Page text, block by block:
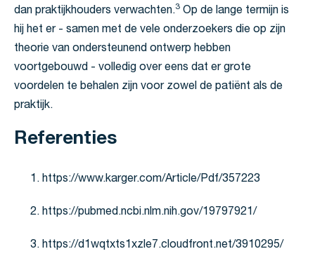
dan praktijkhouders verwachten.3 Op de lange termijn is
hij het er - samen met de vele onderzoekers die op zijn
theorie van ondersteunend ontwerp hebben
voortgebouwd - volledig over eens dat er grote
voordelen te behalen zijn voor zowel de patiënt als de
praktijk.
Referenties
https://www.karger.com/Article/Pdf/357223
https://pubmed.ncbi.nlm.nih.gov/19797921/
https://d1wqtxts1xzle7.cloudfront.net/3910295/